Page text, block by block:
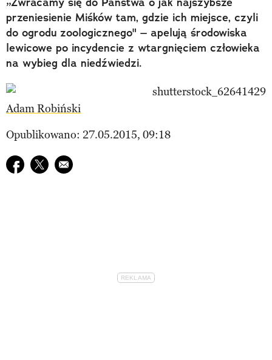
przeniesienie Miśków tam, gdzie ich miejsce, czyli
do ogrodu zoologicznego" – apelują środowiska
lewicowe po incydencie z wtargnięciem człowieka
na wybieg dla niedźwiedzi.
Adam Robiński
Opublikowano: 27.05.2015, 09:18
Udostępnij na facebook
Udostępnij na twitter
E-mail do przyjaciela